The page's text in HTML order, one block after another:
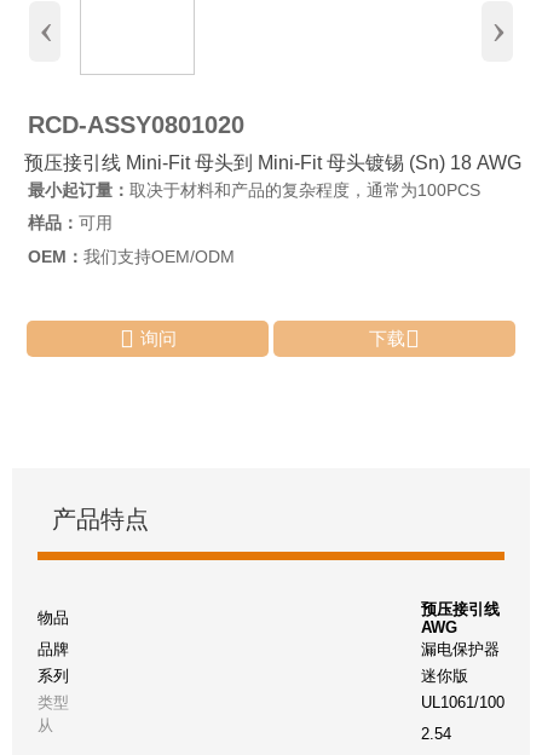
‹ ›
RCD-ASSY0801020
预压接引线 Mini-Fit 母头到 Mini-Fit 母头镀锡 (Sn) 18 AWG
最小起订量： 取决于材料和产品的复杂程度，通常为100PCS
样品： 可用
OEM： 我们支持OEM/ODM
 询问 下载
产品特点
物品
预压接引线
AWG
品牌
漏电保护器
系列
迷你版
类型
UL1061/10002
从
2.54